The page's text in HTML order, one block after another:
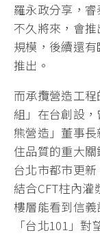
羅永政分享，
不久將來，會
規模，後續還
推出。
而承攬營造工
組」在台創設
熊營造」董事
住品質的重大
台北市都市更新
結合CFT柱內
樓層能看到信
「台北101」對